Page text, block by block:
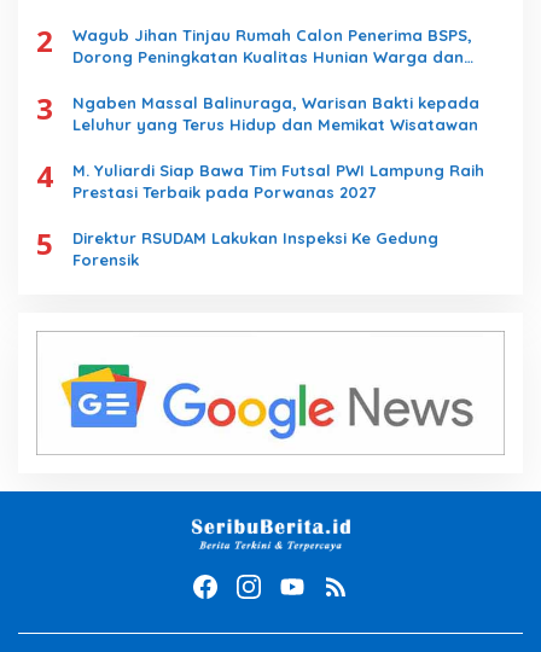
2
Wagub Jihan Tinjau Rumah Calon Penerima BSPS,
Dorong Peningkatan Kualitas Hunian Warga dan
3
Ngaben Massal Balinuraga, Warisan Bakti kepada
Leluhur yang Terus Hidup dan Memikat Wisatawan
4
M. Yuliardi Siap Bawa Tim Futsal PWI Lampung Raih
Prestasi Terbaik pada Porwanas 2027
5
Direktur RSUDAM Lakukan Inspeksi Ke Gedung
Forensik